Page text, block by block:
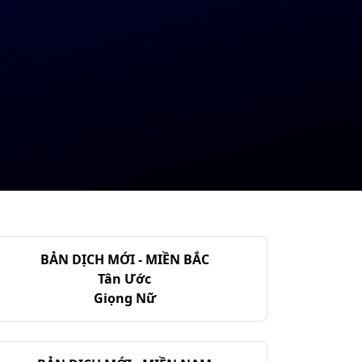
BẢN DỊCH MỚI - MIỀN BẮC
Tân Ước
Giọng Nữ